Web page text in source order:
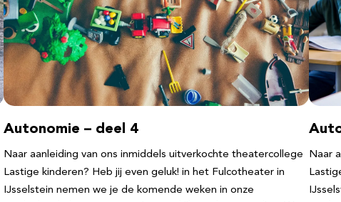
Autonomie – deel 4
Naar aanleiding van ons inmiddels uitverkochte theatercollege
Lastige kinderen? Heb jij even geluk! in het Fulcotheater in
IJsselstein nemen we je de komende weken in onze
Naar